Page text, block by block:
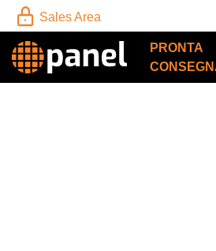
Sales Area
PRONTA